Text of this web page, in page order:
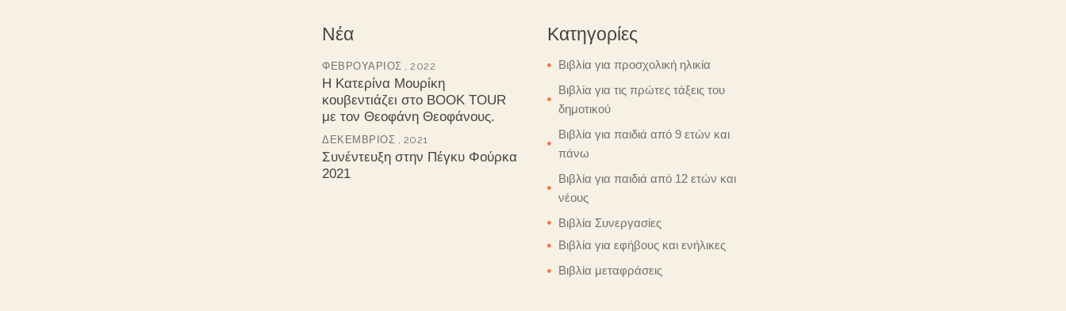
Νέα
ΦΕΒΡΟΥΆΡΙΟΣ , 2022
Η Κατερίνα Μουρίκη
κουβεντιάζει στο BOOK TOUR
με τον Θεοφάνη Θεοφάνους.
ΔΕΚΈΜΒΡΙΟΣ , 2021
Συνέντευξη στην Πέγκυ Φούρκα
2021
Κατηγορίες
Βιβλία για προσχολική ηλικία
Βιβλία για τις πρώτες τάξεις του
δημοτικού
Βιβλία για παιδιά από 9 ετών και
πάνω
Βιβλία για παιδιά από 12 ετών και
νέους
Βιβλία Συνεργασίες
Βιβλία για εφήβους και ενήλικες
Βιβλία μεταφράσεις